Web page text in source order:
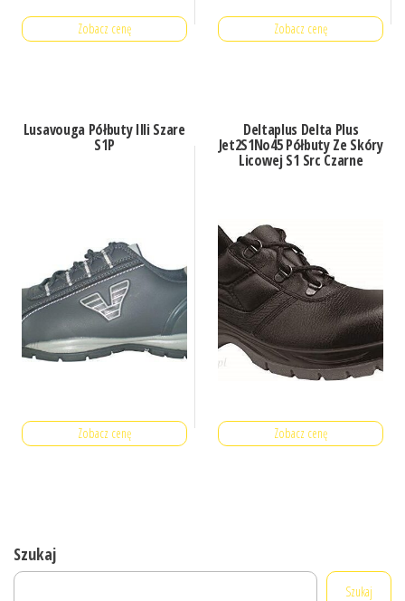
Zobacz cenę Zobacz cenę
Lusavouga Półbuty Illi Szare
S1P
Zobacz cenę
Deltaplus Delta Plus
Jet2S1No45 Półbuty Ze Skóry
Licowej S1 Src Czarne
Zobacz cenę
Szukaj
Szukaj